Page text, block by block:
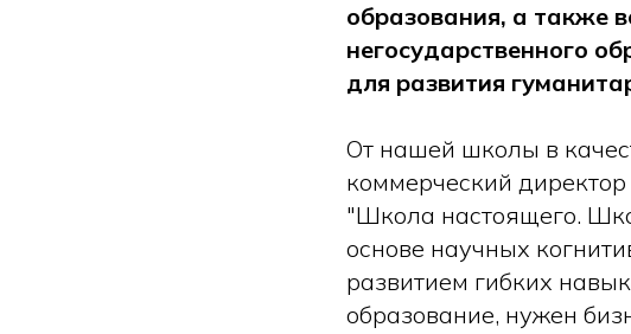
образования, а также
негосударственного
для развития
От нашей школы в
коммерческий
"Школа настоящего.
основе научных
развитием гибких
образование, нужен